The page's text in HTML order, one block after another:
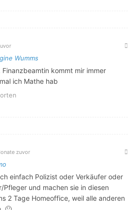
Wumms
Finanzbeamtin kommt mir immer
ich Mathe hab
zuvor
einfach Polizist oder Verkäufer oder
Pfleger und machen sie in diesen
2 Tage Homeoffice, weil alle anderen